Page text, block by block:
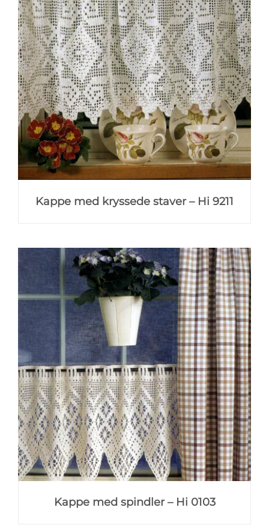
Kappe med kryssede staver – Hi 9211
Kappe med spindler – Hi 0103